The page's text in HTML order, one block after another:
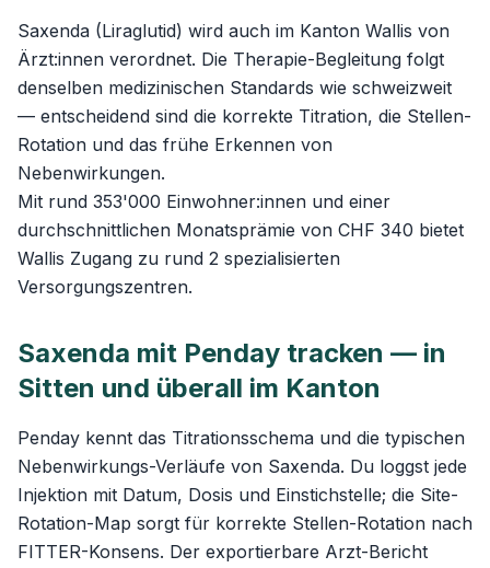
Saxenda (Liraglutid) wird auch im Kanton Wallis von
Ärzt:innen verordnet. Die Therapie-Begleitung folgt
denselben medizinischen Standards wie schweizweit
— entscheidend sind die korrekte Titration, die Stellen-
Rotation und das frühe Erkennen von
Nebenwirkungen.
Mit rund 353'000 Einwohner:innen und einer
durchschnittlichen Monatsprämie von CHF 340 bietet
Wallis Zugang zu rund 2 spezialisierten
Versorgungszentren.
Saxenda mit Penday tracken — in
Sitten und überall im Kanton
Penday kennt das Titrationsschema und die typischen
Nebenwirkungs-Verläufe von Saxenda. Du loggst jede
Injektion mit Datum, Dosis und Einstichstelle; die Site-
Rotation-Map sorgt für korrekte Stellen-Rotation nach
FITTER-Konsens. Der exportierbare Arzt-Bericht